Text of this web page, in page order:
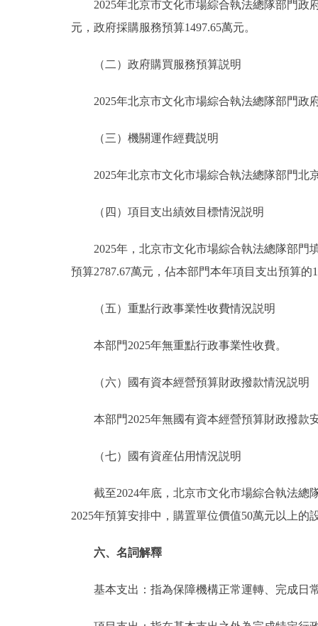
2025年北京市文化市場綜合執法總隊部門政府
元，政府採購服務預算1497.65萬元。
（二）政府購買服務預算説明
2025年北京市文化市場綜合執法總隊部門政
（三）機關運作經費説明
2025年北京市文化市場綜合執法總隊部門北京
（四）項目支出績效目標情況説明
2025年，北京市文化市場綜合執法總隊部門填
預算2787.67萬元，佔本部門本年項目支出預算的
（五）重點行政事業性收費情況説明
本部門2025年無重點行政事業性收費。
（六）國有資本經營預算財政撥款情況説明
本部門2025年無國有資本經營預算財政撥款
（七）國有資産佔用情況説明
截至2024年底，北京市文化市場綜合執法總隊
2025年預算安排中，購置單位價值50萬元以上的
六、名詞解釋
基本支出：指為保障機構正常運轉、完成日